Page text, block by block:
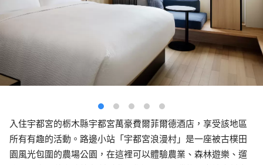
入住宇都宮的栃木縣宇都宮萬豪費爾菲爾德酒店，享受該地區
所有有趣的活動。路邊小站「宇都宮浪漫村」是一座被古樸田
園風光包圍的農場公園，在這裡可以體驗農業、森林遊樂、遛